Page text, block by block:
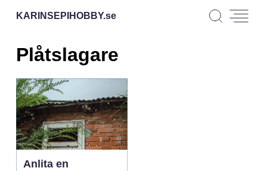
KARINSEPIHOBBY.se
Plåtslagare
Anlita en